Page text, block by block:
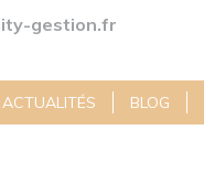
gestion.fr
ACTUALITÉS BLOG